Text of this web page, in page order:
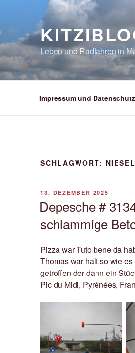
Leben und Radfahren in
Impressum und
SCHLAGWORT: NIESEL
VERÖFFENTLICHT
13. DEZEMBER 2025
Depesche #
schlammige
Pizza war Tuto bene da
Thomas war halt so wie
getroffen der dann ein
Pic du Midi, Pyrénées,